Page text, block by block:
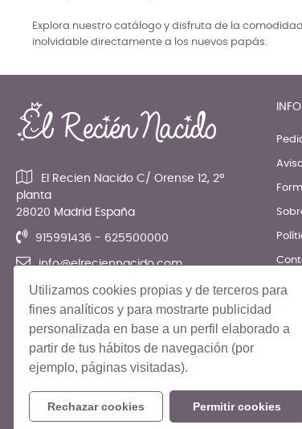
Utilizamos cookies propias y de terceros para
fines analíticos y para mostrarte publicidad
personalizada en base a un perfil elaborado a
partir de tus hábitos de navegación (por
ejemplo, páginas visitadas).
Rechazar cookies Permitir cookies
Explora nuestro catálogo y disfruta de la
inolvidable directamente a los nuevos papás.
El Recien Nacido C/ Orense 12, 2ª
planta
28020 Madrid España
915991436 - 625500000
info@elreciennacido.com